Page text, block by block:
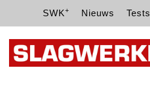
SWK+ Nieuws Tests